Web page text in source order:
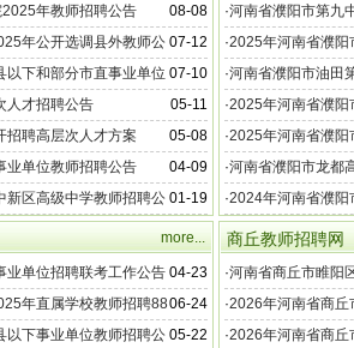
08-08
年教师招聘公告
07-12
年公开选调县外教师公
07-10
下和部分市直事业单位
05-11
人才招聘公告
05-08
招聘高层次人才方案
04-09
业单位教师招聘公告
01-19
新区高级中学教师招聘公
聘公告
·河南省濮阳市第九
·2025年河南省濮阳
师公告
·河南省濮阳市油田
·2025年河南省濮阳
公告
·2025年河南省濮阳
·河南省濮阳市龙都
·2024年河南省濮阳
息
more...
04-23
业单位招聘联考工作公告
06-24
年直属学校教师招聘88
05-22
以下事业单位教师招聘公
商丘教师招聘网
·河南省商丘市睢阳
·2026年河南省商丘
·2026年河南省商丘